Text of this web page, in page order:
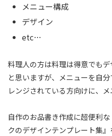
メニュー構成
デザイン
etc…
料理人の方は料理は得意でも
と思いますが、メニューを自
レンジされている方向けに、
自作のお品書き作成に超便利
クのデザインテンプレート集』